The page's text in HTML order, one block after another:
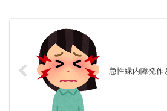
じ品質を持つ**「バイオシミラ...
定期的
急性緑内障発作